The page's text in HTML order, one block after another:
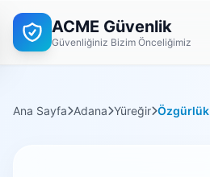
ACME Güvenlik
Güvenliğiniz Bizim Önceliğimiz
Ana Sayfa Adana Yüreğir Özgürlük